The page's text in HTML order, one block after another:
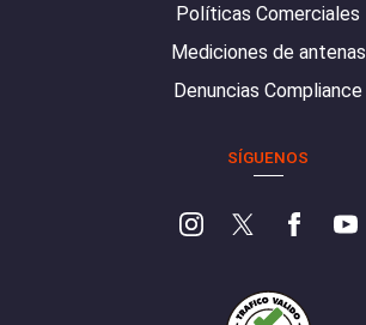
Políticas Comerciales
Mediciones de antenas
Denuncias Compliance
SÍGUENOS